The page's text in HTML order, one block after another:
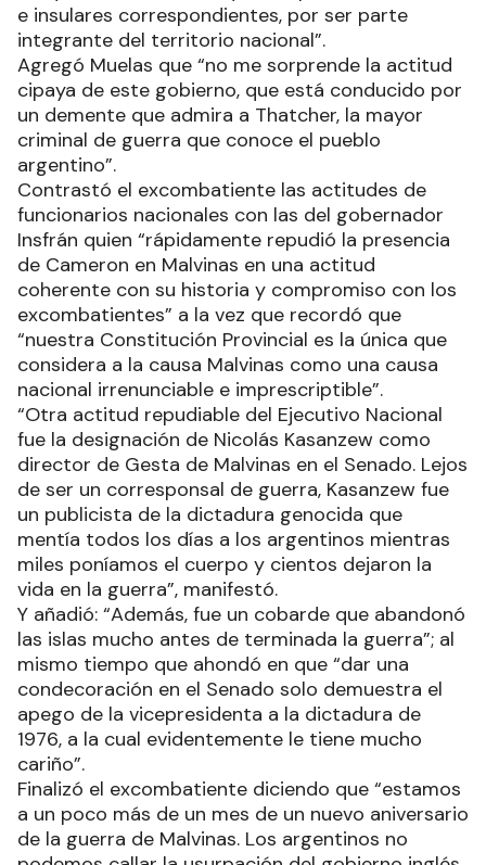
e insulares correspondientes, por ser parte
integrante del territorio nacional”.
Agregó Muelas que “no me sorprende la actitud
cipaya de este gobierno, que está conducido por
un demente que admira a Thatcher, la mayor
criminal de guerra que conoce el pueblo
argentino”.
Contrastó el excombatiente las actitudes de
funcionarios nacionales con las del gobernador
Insfrán quien “rápidamente repudió la presencia
de Cameron en Malvinas en una actitud
coherente con su historia y compromiso con los
excombatientes” a la vez que recordó que
“nuestra Constitución Provincial es la única que
considera a la causa Malvinas como una causa
nacional irrenunciable e imprescriptible”.
“Otra actitud repudiable del Ejecutivo Nacional
fue la designación de Nicolás Kasanzew como
director de Gesta de Malvinas en el Senado. Lejos
de ser un corresponsal de guerra, Kasanzew fue
un publicista de la dictadura genocida que
mentía todos los días a los argentinos mientras
miles poníamos el cuerpo y cientos dejaron la
vida en la guerra”, manifestó.
Y añadió: “Además, fue un cobarde que abandonó
las islas mucho antes de terminada la guerra”; al
mismo tiempo que ahondó en que “dar una
condecoración en el Senado solo demuestra el
apego de la vicepresidenta a la dictadura de
1976, a la cual evidentemente le tiene mucho
cariño”.
Finalizó el excombatiente diciendo que “estamos
a un poco más de un mes de un nuevo aniversario
de la guerra de Malvinas. Los argentinos no